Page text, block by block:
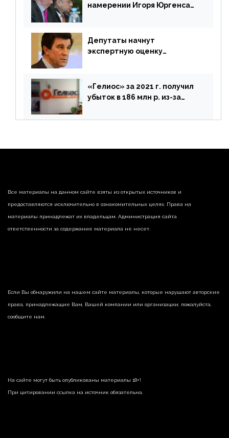
намерении Игоря Юргенса
Депутаты начнут
экспертную оценку
«Гелиос» за 2021 г. получил
убыток в 186 млн р. из-за
реализации недвижимости
Все материалы на данном сайте взяты из открытых источников и
предоставляются исключительно в ознакомительных целях. Права на
материалы принадлежат их владельцам. Администрация сайта
ответственности за содержание материала не несет.
Если Вы обнаружили на нашем сайте материалы, которые нарушают авторские
права, принадлежащие Вам, Вашей компании или организации, пожалуйста,
сообщите нам.
На сайте могут быть опубликованы материалы 18+!
При цитировании ссылка на источник обязательна.